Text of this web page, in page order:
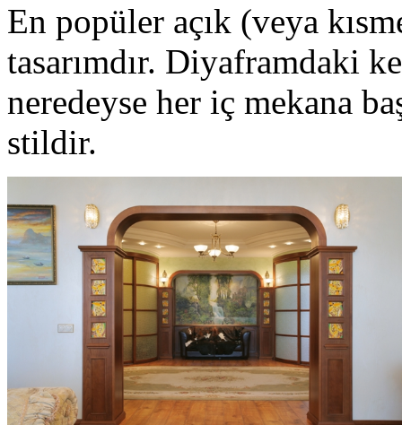
En popüler açık (veya
tasarımdır. Diyaframdaki
neredeyse her iç mekana
stildir.